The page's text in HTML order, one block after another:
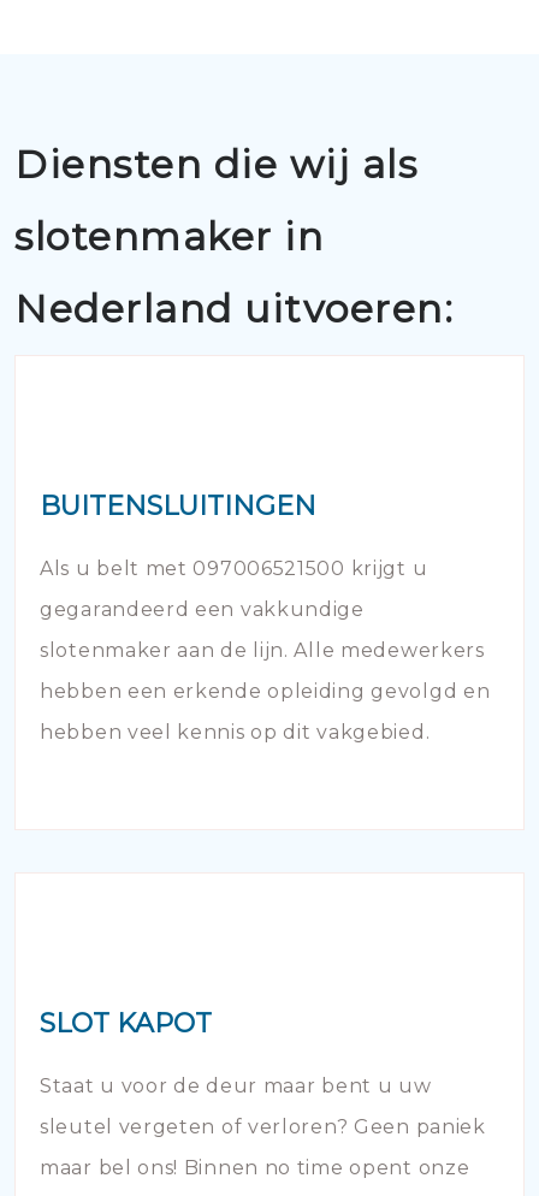
Diensten die wij als
slotenmaker in
Nederland uitvoeren:
BUITENSLUITINGEN
Als u belt met 097006521500 krijgt u
gegarandeerd een vakkundige
slotenmaker aan de lijn. Alle medewerkers
hebben een erkende opleiding gevolgd en
hebben veel kennis op dit vakgebied.
SLOT KAPOT
Staat u voor de deur maar bent u uw
sleutel vergeten of verloren? Geen paniek
maar bel ons! Binnen no time opent onze